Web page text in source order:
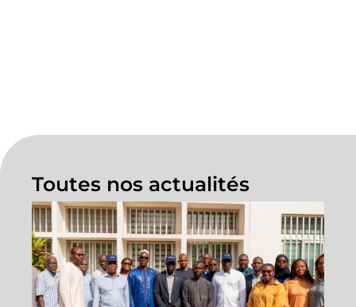
Toutes nos actualités